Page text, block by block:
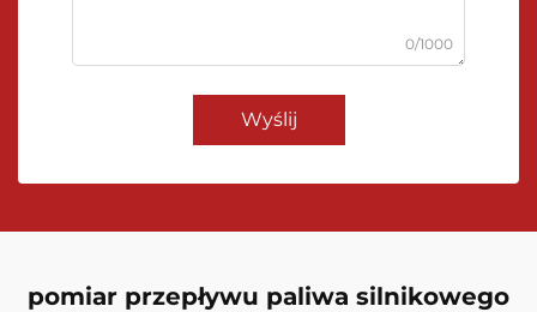
0/1000
Wyślij
pomiar przepływu paliwa silnikowego